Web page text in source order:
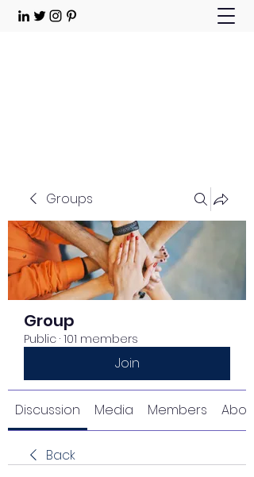
Groups
Group
Public · 101 members
Join
Discussion Media Members About
Back